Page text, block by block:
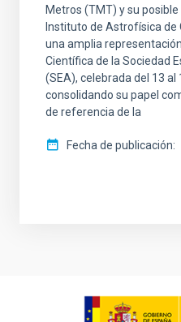
Metros (TMT) y su posible
Instituto de Astrofísica de
una amplia
Científica de la Sociedad
(SEA), celebrada del 13 al
consolidando su papel
de referencia de la
Fecha de publicación